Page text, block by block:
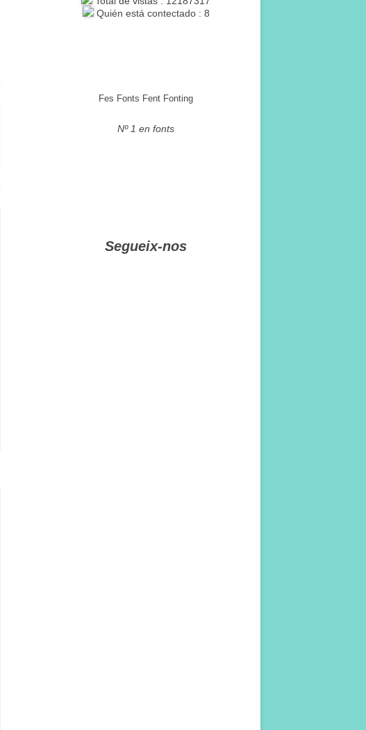
Quién está contectado : 8
Fes Fonts Fent Fonting
Nº 1 en fonts
Segueix-nos